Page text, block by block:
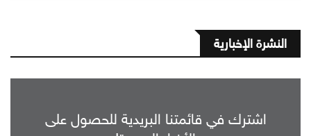
النشرة الإخبارية
اشترك في قائمتنا البريدية للحصول على